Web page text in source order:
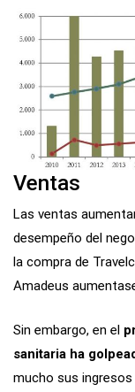
Ventas
Las ventas
desempeño del
la compra de
Amadeus
Sin embargo, en el
sanitaria ha
mucho sus